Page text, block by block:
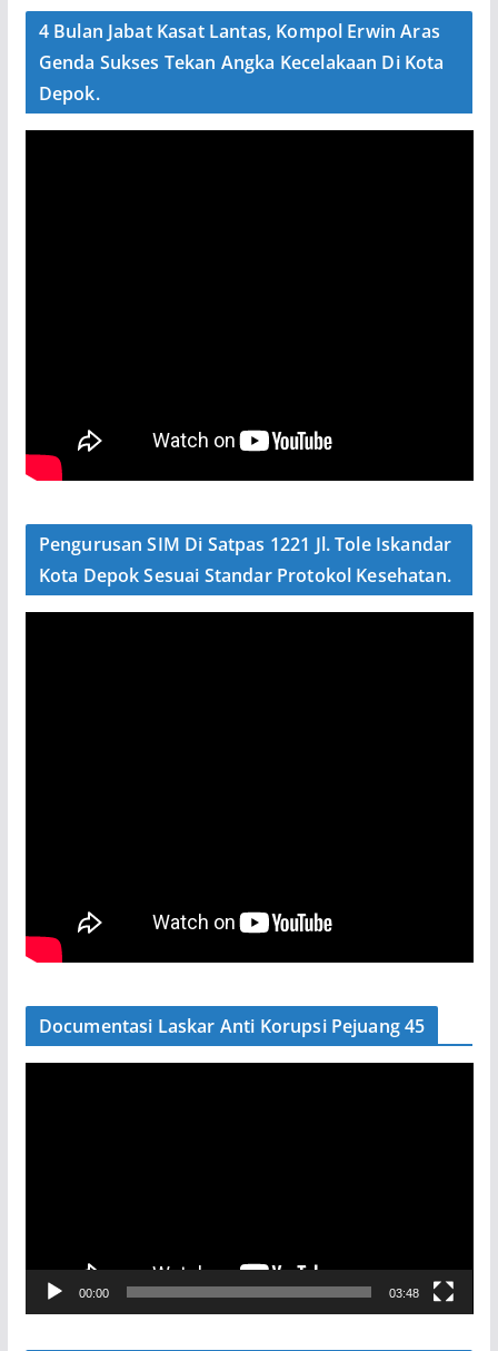
4 Bulan Jabat Kasat Lantas, Kompol Erwin Aras
Genda Sukses Tekan Angka Kecelakaan Di Kota
Depok.
Pengurusan SIM Di Satpas 1221 Jl. Tole Iskandar
Kota Depok Sesuai Standar Protokol Kesehatan.
Documentasi Laskar Anti Korupsi Pejuang 45
V
00:00 03:48